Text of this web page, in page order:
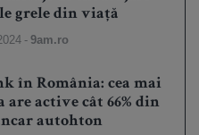
grele din viață
-9am.ro
în România: cea mai
are active cât 66% din
autohton